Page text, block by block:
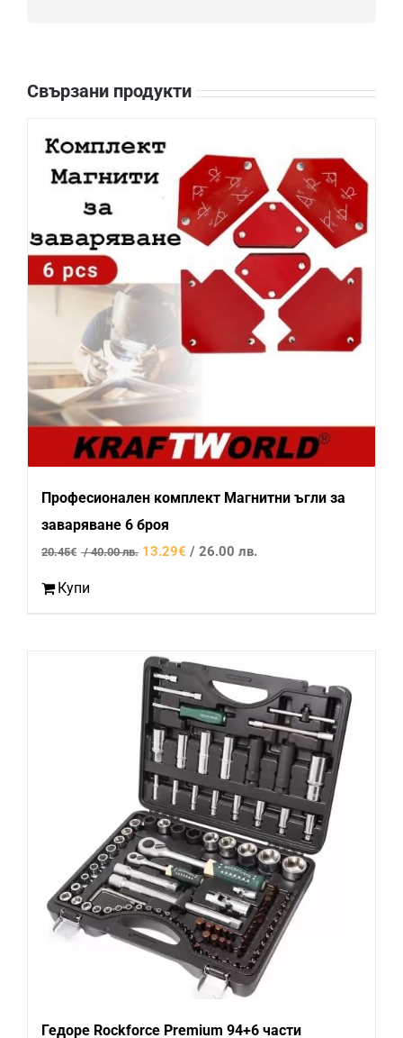
Свързани продукти
Професионален комплект Магнитни ъгли за
заваряване 6 броя
20.45€ / 40.00 лв. Original
40.00
лв..
13.29€ / 26.00 лв.Текущата
26.00
лв..
Купи
Гедоре Rockforce Premium 94+6 части